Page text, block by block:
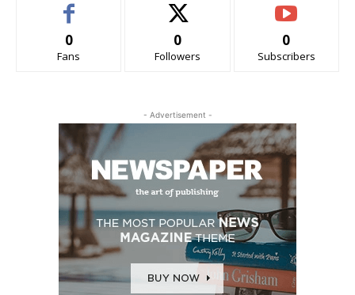
0
Fans
0
Followers
0
Subscribers
- Advertisement -